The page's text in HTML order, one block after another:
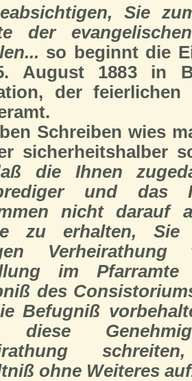
Sie
der
so beginnt die
August 1883 in
der
Schreiben wies
sicherheitshalber
die Ihnen
und das
nicht darauf
zu erhalten,
im Pfarramte
des
Befugniß
diese
ohne Weiteres